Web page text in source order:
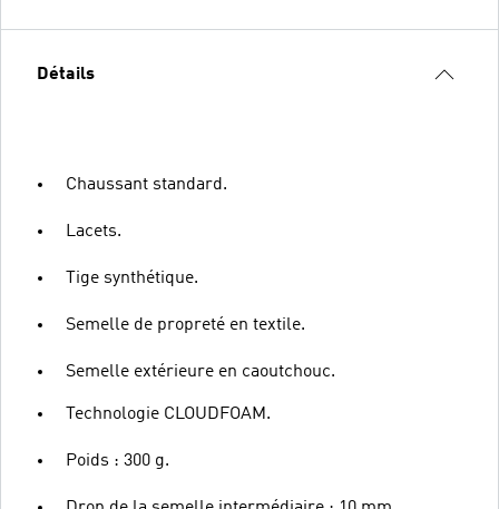
Détails
Chaussant standard.
Lacets.
Tige synthétique.
Semelle de propreté en textile.
Semelle extérieure en caoutchouc.
Technologie CLOUDFOAM.
Poids : 300 g.